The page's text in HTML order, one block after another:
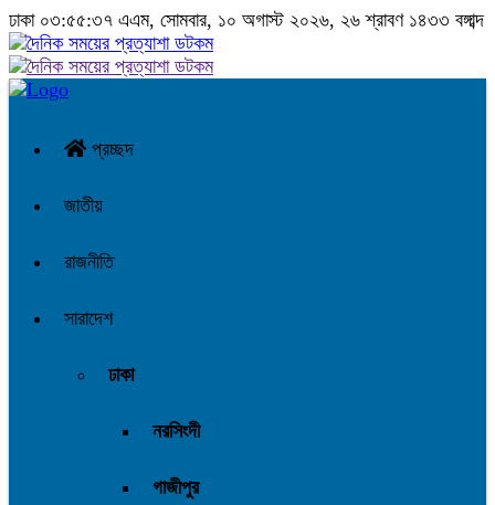
ঢাকা ০৩:৫৫:৩৮ এএম, সোমবার, ১০ অগাস্ট ২০২৬, ২৬ শ্রাবণ ১৪৩৩ বঙ্গাব্দ
প্রচ্ছদ
জাতীয়
রাজনীতি
সারাদেশ
ঢাকা
নরসিংদী
গাজীপুর